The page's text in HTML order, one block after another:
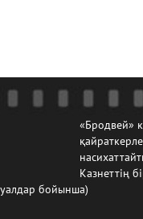
«Бродвей»
Казнеттің
бойынша)